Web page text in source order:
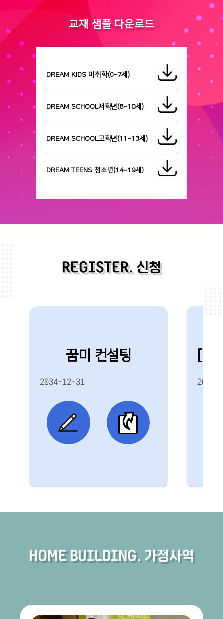
교재 샘플 다운로드
DREAM KIDS 미취학(0~7세)
DREAM SCHOOL저학년(8~10세)
DREAM SCHOOL고학년(11~13세)
DREAM TEENS 청소년(14~19세)
REGISTER. 신청
꿈미 컨설팅
2034-12-31
HOME BUILDING. 가정사역